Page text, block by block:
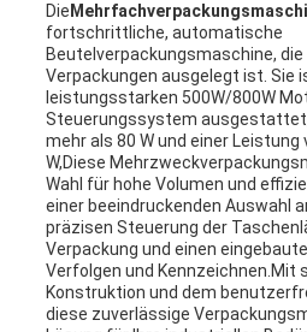
PRIVACY
POLICY
Die
fortschrittliche, automatische
Beutelverpackungsmaschine,
Verpackungen ausgelegt ist. Sie
leistungsstarken 500W/800W
Steuerungssystem
mehr als 80 W und einer Leistung
W,Diese
Wahl für hohe Volumen und
einer beeindruckenden Auswahl
präzisen Steuerung der
Verpackung und einen
Verfolgen und Kennzeichnen.Mit
Konstruktion und dem
diese zuverlässige